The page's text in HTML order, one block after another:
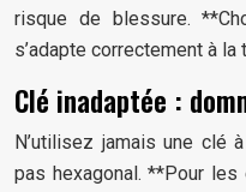
risque de blessure.
s’adapte correctement à la
Clé inadaptée :
N’utilisez jamais une clé
pas hexagonal. **Pour